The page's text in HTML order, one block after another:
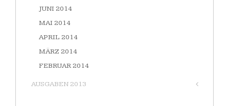
JUNI 2014
MAI 2014
APRIL 2014
MÄRZ 2014
FEBRUAR 2014
AUSGABEN 2013